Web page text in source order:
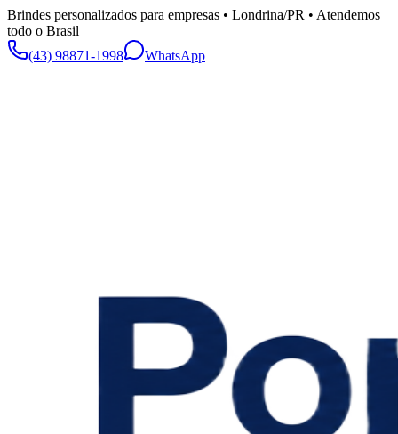
Brindes personalizados para empresas • Londrina/PR • Atendemos
todo o Brasil
(43) 98871-1998
WhatsApp